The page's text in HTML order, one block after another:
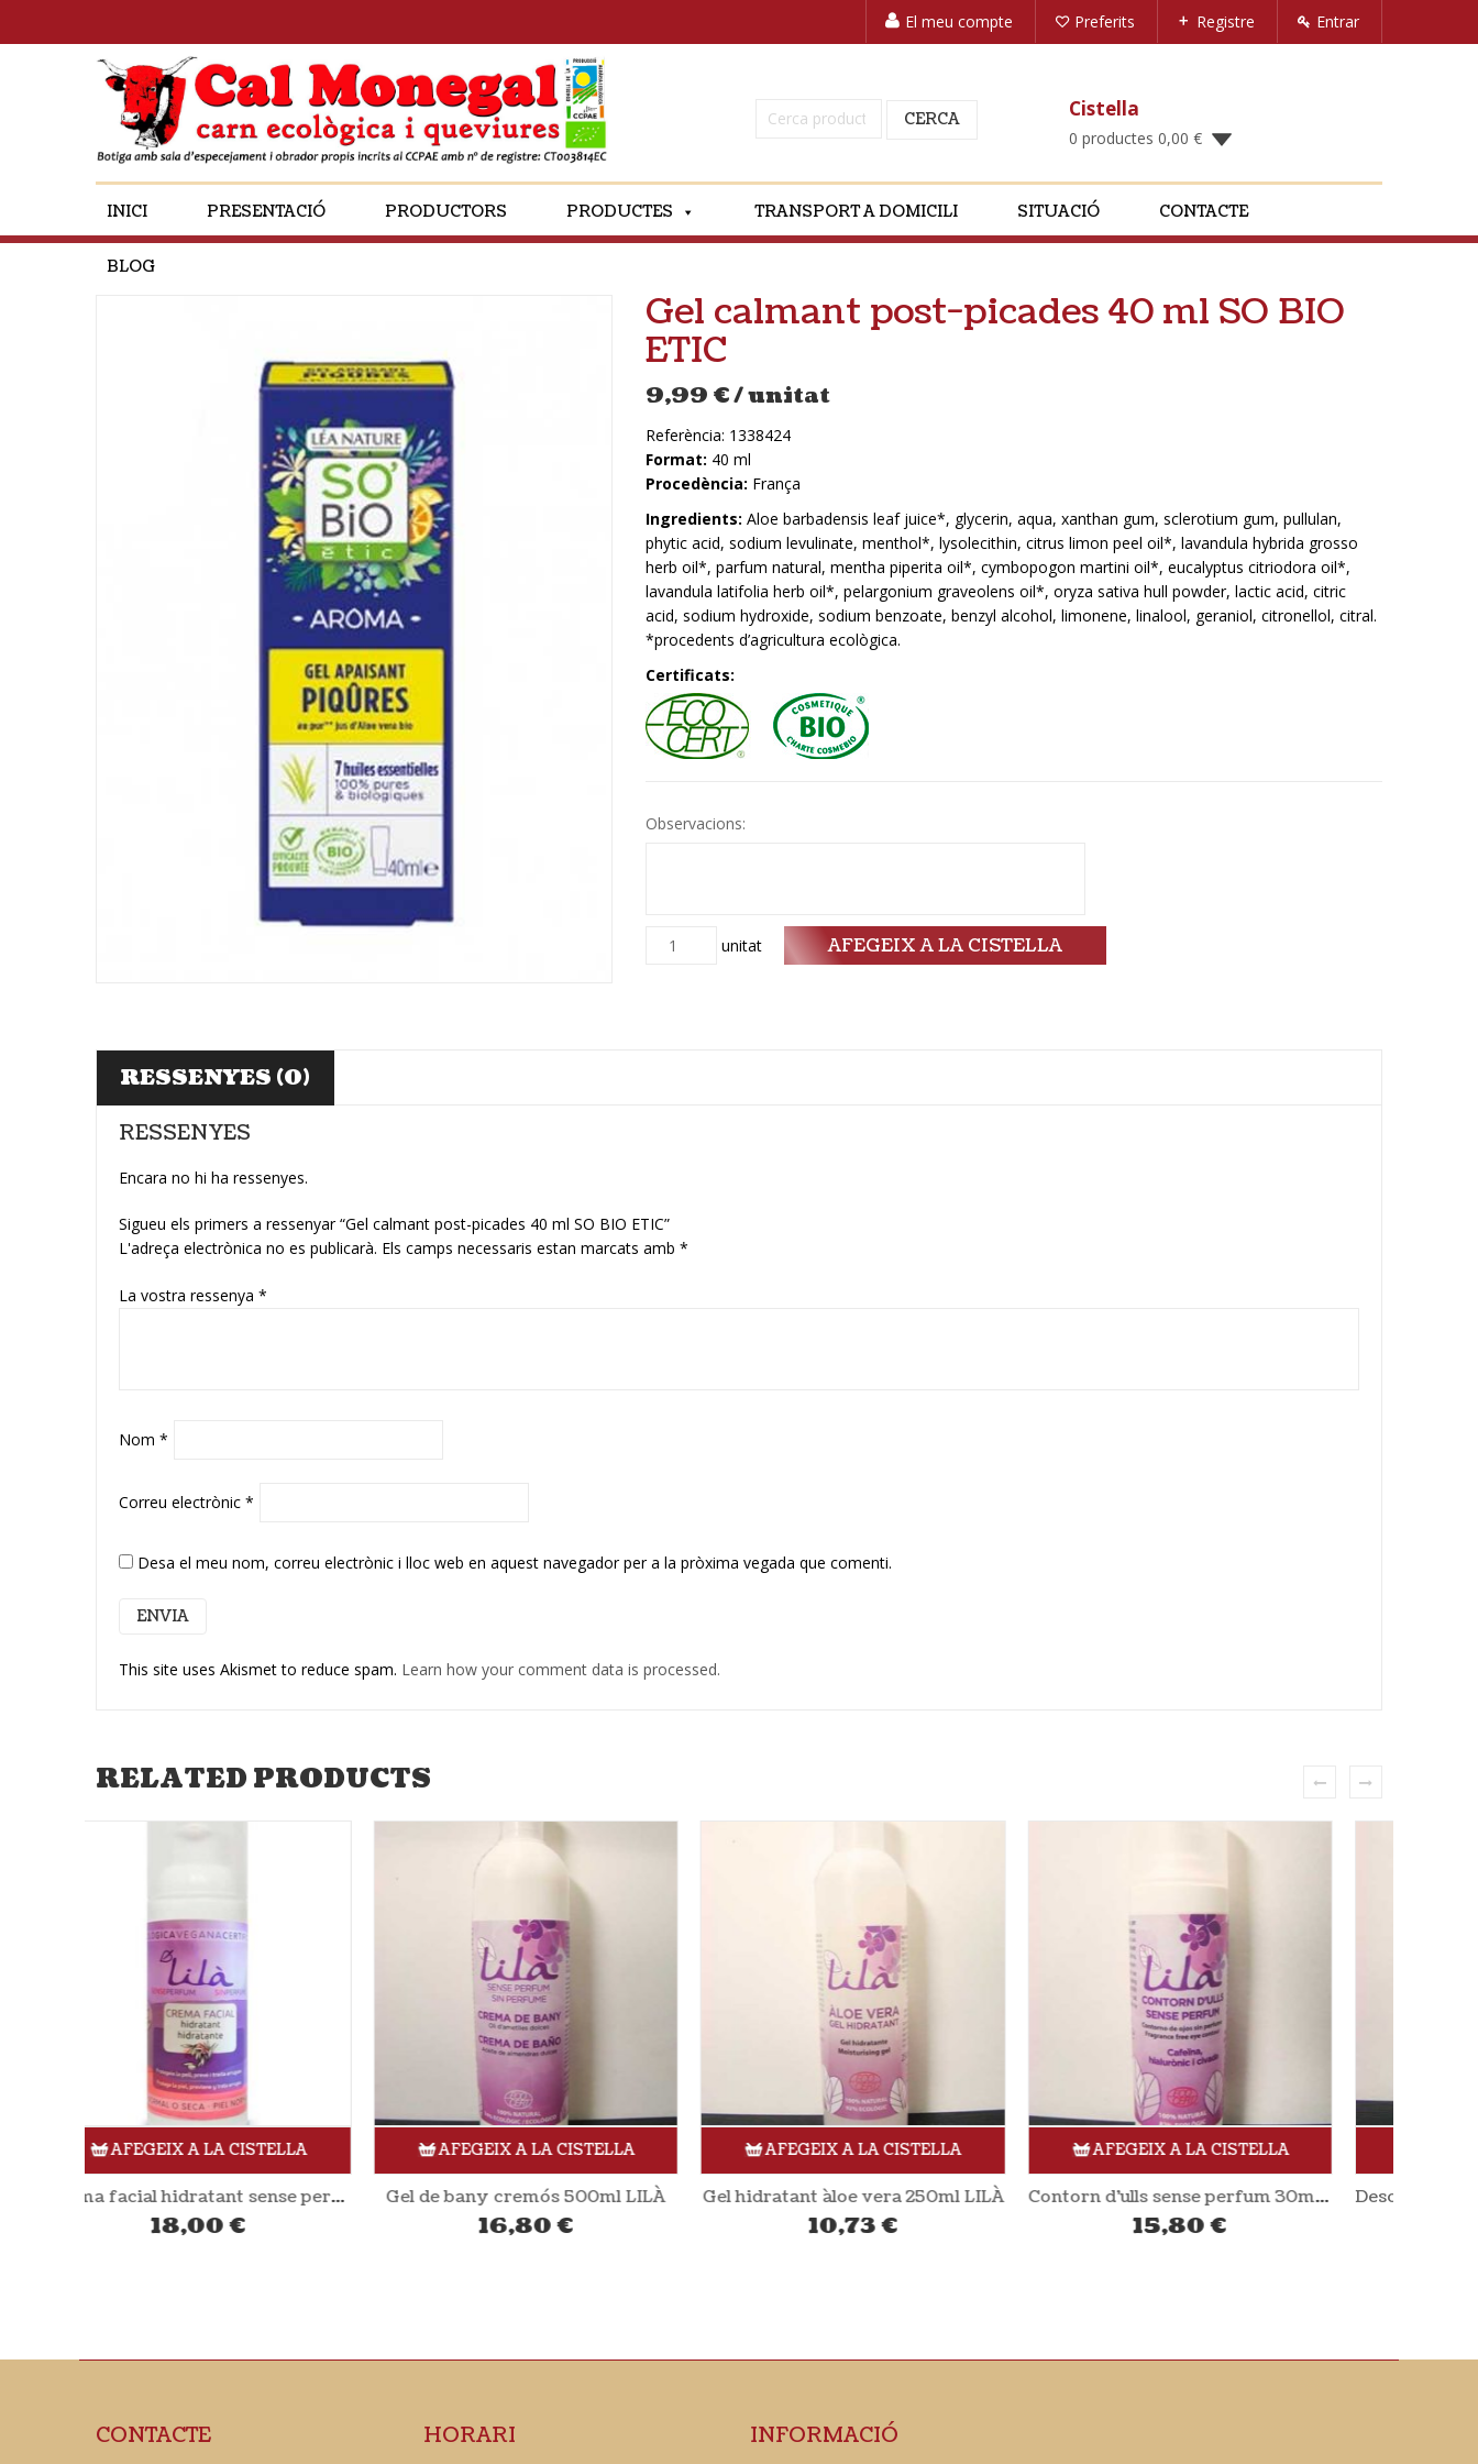
El meu compte Preferits Registre Entrar
Cerca: CERCA Cistella
0 productes 0,00 €
INICI PRESENTACIÓ PRODUCTORS PRODUCTES TRANSPORT A DOMICILI SITUACIÓ CONTACTE
BLOG
Gel calmant post-picades 40 ml SO BIO
ETIC
9,99 €/ unitat
Referència: 1338424
Format: 40 ml
Procedència: França
Ingredients: Aloe barbadensis leaf juice*, glycerin, aqua, xanthan gum, sclerotium gum, pullulan,
phytic acid, sodium levulinate, menthol*, lysolecithin, citrus limon peel oil*, lavandula hybrida grosso
herb oil*, parfum natural, mentha piperita oil*, cymbopogon martini oil*, eucalyptus citriodora oil*,
lavandula latifolia herb oil*, pelargonium graveolens oil*, oryza sativa hull powder, lactic acid, citric
acid, sodium hydroxide, sodium benzoate, benzyl alcohol, limonene, linalool, geraniol, citronellol, citral.
*procedents d’agricultura ecològica.
Certificats:
Observacions:
Quantitat unitat AFEGEIX A LA CISTELLA
RESSENYES (0)
RESSENYES
Encara no hi ha ressenyes.
Sigueu els primers a ressenyar “Gel calmant post-picades 40 ml SO BIO ETIC”
L'adreça electrònica no es publicarà. Els camps necessaris estan marcats amb *
La vostra ressenya *
Nom *
Correu electrònic *
Desa el meu nom, correu electrònic i lloc web en aquest navegador per a la pròxima vegada que comenti.
This site uses Akismet to reduce spam. Learn how your comment data is processed.
RELATED PRODUCTS
AFEGEIX A LA CISTELLA
Gel de bany cremós 500ml LILÀ
16,80
AFEGEIX A LA CISTELLA
Gel hidratant àloe vera 250ml LILÀ
10,73
AFEGEIX A LA CISTELLA
Contorn d’ulls sense perfum 30ml LILÀ
15,80
AFEGEIX A LA CISTELLA
Desodorant sense perfum 60ml LILÀ
9,00
CONTACTE HORARI INFORMACIÓ